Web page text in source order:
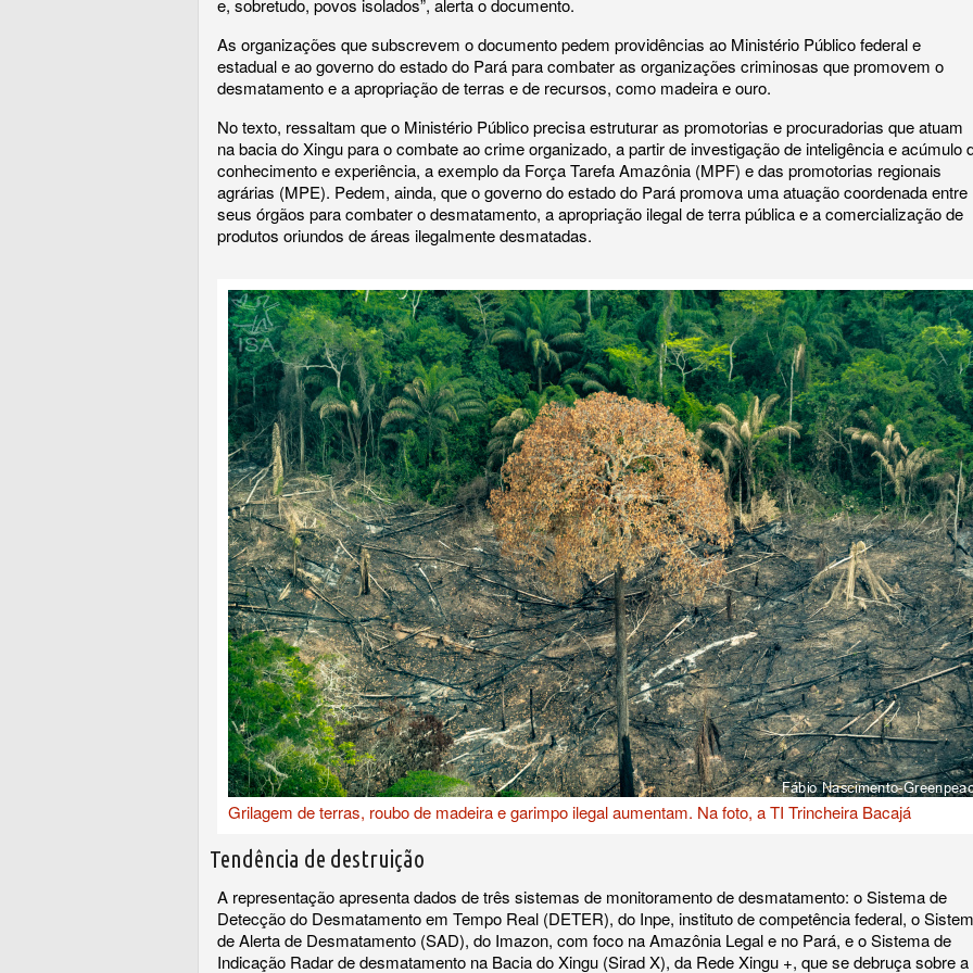
e, sobretudo, povos isolados”, alerta o documento.
As organizações que subscrevem o documento pedem providências ao Ministério Público federal e
estadual e ao governo do estado do Pará para combater as organizações criminosas que promovem o
desmatamento e a apropriação de terras e de recursos, como madeira e ouro.
No texto, ressaltam que o Ministério Público precisa estruturar as promotorias e procuradorias que atuam
na bacia do Xingu para o combate ao crime organizado, a partir de investigação de inteligência e acúmulo
conhecimento e experiência, a exemplo da Força Tarefa Amazônia (MPF) e das promotorias regionais
agrárias (MPE). Pedem, ainda, que o governo do estado do Pará promova uma atuação coordenada entre
seus órgãos para combater o desmatamento, a apropriação ilegal de terra pública e a comercialização de
produtos oriundos de áreas ilegalmente desmatadas.
Grilagem de terras, roubo de madeira e garimpo ilegal aumentam. Na foto, a TI Trincheira Bacajá
Tendência de destruição
A representação apresenta dados de três sistemas de monitoramento de desmatamento: o Sistema de
Detecção do Desmatamento em Tempo Real (DETER), do Inpe, instituto de competência federal, o
de Alerta de Desmatamento (SAD), do Imazon, com foco na Amazônia Legal e no Pará, e o Sistema de
Indicação Radar de desmatamento na Bacia do Xingu (Sirad X), da Rede Xingu +, que se debruça sobre a